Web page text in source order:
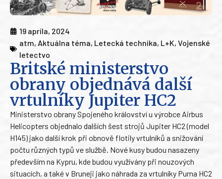
19 apríla, 2024
atm, Aktuálna téma, Letecká technika, L+K, Vojenské
letectvo
Britské ministerstvo
obrany objednává další
vrtulníky Jupiter HC2
Ministerstvo obrany Spojeného království u výrobce Airbus
Helicopters objednalo dalších šest strojů Jupiter HC2 (model
H145) jako další krok při obnově flotily vrtulníků a snižování
počtu různých typů ve službě. Nové kusy budou nasazeny
především na Kypru, kde budou využívány při nouzových
situacích, a také v Bruneji jako náhrada za vrtulníky Puma HC2